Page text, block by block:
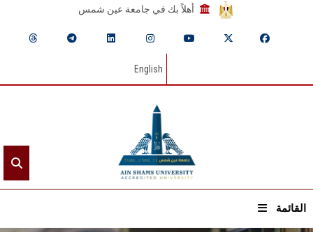
أهلاً بك في جامعة عين شمس
English
القائمة